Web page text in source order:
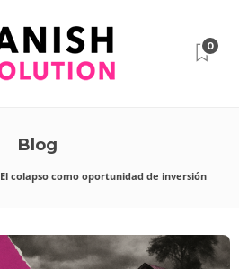
0
Blog
El colapso como oportunidad de inversión